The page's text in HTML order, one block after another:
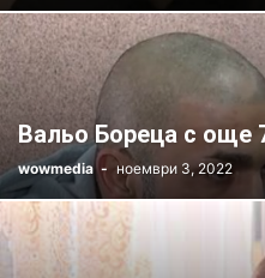
Вальо Бореца с още
wowmedia - ноември 3, 2022